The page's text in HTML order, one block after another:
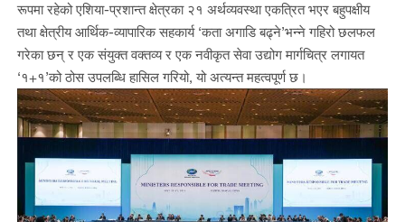
रूपमा रहेको एशिया-प्रशान्त क्षेत्रका २१ अर्थव्यवस्था एकत्रित भएर बहुपक्षीय
तथा क्षेत्रीय आर्थिक-व्यापारिक सहकार्य ‘कता अगाडि बढ्ने’भन्ने गहिरो छलफल
गरेका छन् र एक संयुक्त वक्तव्य र एक नवीकृत सेवा उद्योग मार्गचित्र लगायत
‘१+१’को ठोस उपलब्धि हासिल गरियो, यो अत्यन्त महत्वपूर्ण छ।